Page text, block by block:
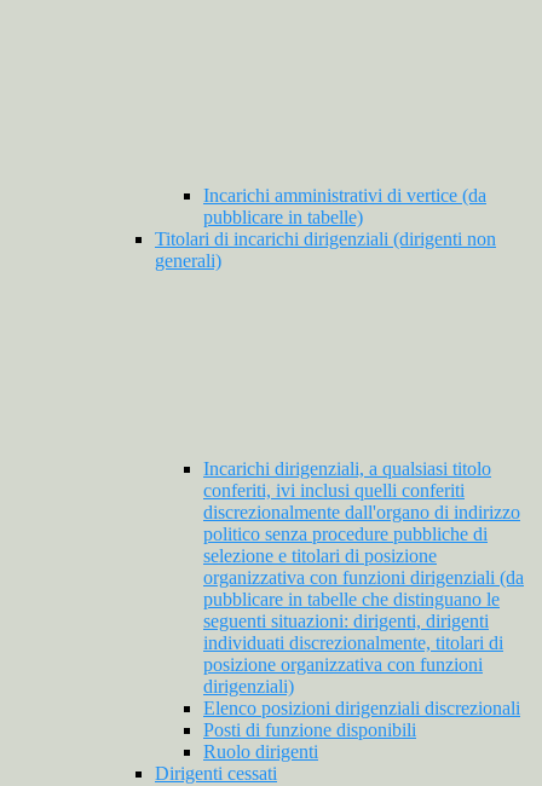
Incarichi amministrativi di vertice (da
pubblicare in tabelle)
Titolari di incarichi dirigenziali (dirigenti non
generali)
Incarichi dirigenziali, a qualsiasi titolo
conferiti, ivi inclusi quelli conferiti
discrezionalmente dall'organo di indirizzo
politico senza procedure pubbliche di
selezione e titolari di posizione
organizzativa con funzioni dirigenziali (da
pubblicare in tabelle che distinguano le
seguenti situazioni: dirigenti, dirigenti
individuati discrezionalmente, titolari di
posizione organizzativa con funzioni
dirigenziali)
Elenco posizioni dirigenziali discrezionali
Posti di funzione disponibili
Ruolo dirigenti
Dirigenti cessati